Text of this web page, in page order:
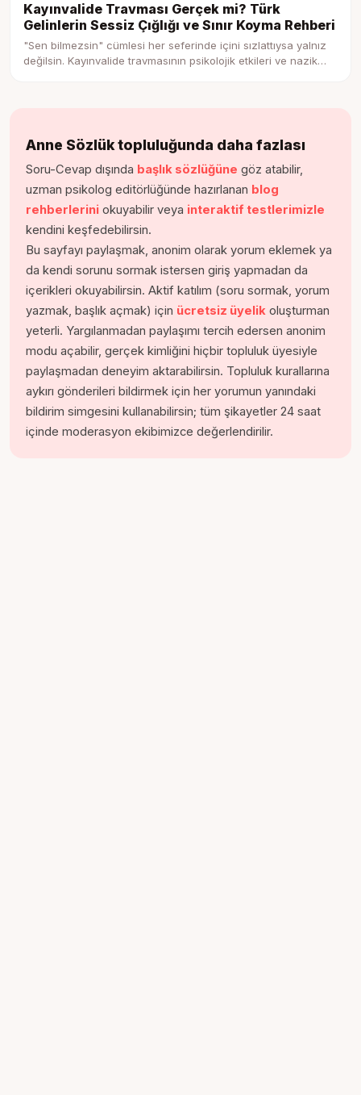
Kayınvalide Travması Gerçek mi? Türk
Gelinlerin Sessiz Çığlığı ve Sınır Koyma Rehberi
"Sen bilmezsin" cümlesi her seferinde içini sızlattıysa yalnız
değilsin. Kayınvalide travmasının psikolojik etkileri ve nazik
Anne Sözlük topluluğunda daha fazlası
Soru-Cevap dışında başlık sözlüğüne göz atabilir,
uzman psikolog editörlüğünde hazırlanan blog
rehberlerini okuyabilir veya interaktif testlerimizle
kendini keşfedebilirsin.
Bu sayfayı paylaşmak, anonim olarak yorum eklemek ya
da kendi sorunu sormak istersen giriş yapmadan da
içerikleri okuyabilirsin. Aktif katılım (soru sormak, yorum
yazmak, başlık açmak) için ücretsiz üyelik oluşturman
yeterli. Yargılanmadan paylaşımı tercih edersen anonim
modu açabilir, gerçek kimliğini hiçbir topluluk üyesiyle
paylaşmadan deneyim aktarabilirsin. Topluluk kurallarına
aykırı gönderileri bildirmek için her yorumun yanındaki
bildirim simgesini kullanabilirsin; tüm şikayetler 24 saat
içinde moderasyon ekibimizce değerlendirilir.